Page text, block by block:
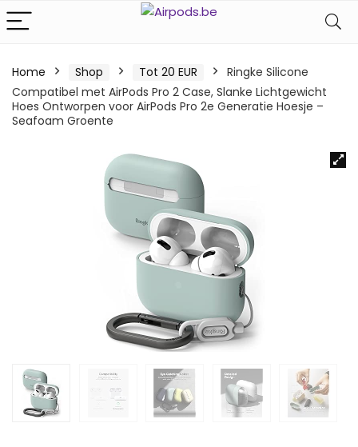
Home Shop Tot 20 EUR
Ringke Silicone
Compatibel met AirPods Pro 2 Case, Slanke Lichtgewicht
Hoes Ontworpen voor AirPods Pro 2e Generatie Hoesje –
Seafoam Groente